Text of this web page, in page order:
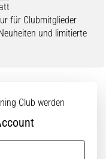
für Clubmitglieder
und limitierte
Club werden